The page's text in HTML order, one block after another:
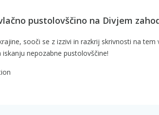
pustolovščino na Divjem
sooči se z izzivi in razkrij skrivnosti na
nepozabne pustolovščine!